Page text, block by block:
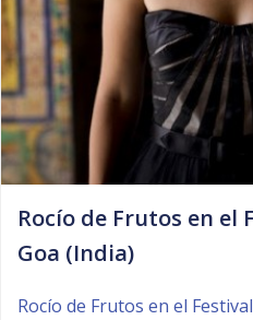
Rocío de Frutos en el
Goa (India)
Rocío de Frutos en el